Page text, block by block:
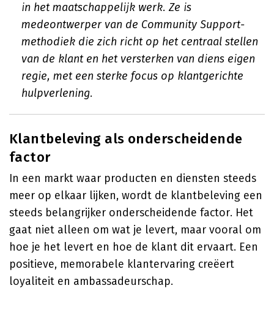
in het maatschappelijk werk. Ze is
medeontwerper van de Community Support-
methodiek die zich richt op het centraal stellen
van de klant en het versterken van diens eigen
regie, met een sterke focus op klantgerichte
hulpverlening.
Klantbeleving als onderscheidende
factor
In een markt waar producten en diensten steeds
meer op elkaar lijken, wordt de klantbeleving een
steeds belangrijker onderscheidende factor. Het
gaat niet alleen om wat je levert, maar vooral om
hoe je het levert en hoe de klant dit ervaart. Een
positieve, memorabele klantervaring creëert
loyaliteit en ambassadeurschap.